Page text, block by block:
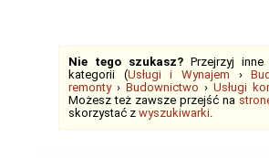
Nie tego szukasz? Przejrzyj
kategorii (Usługi i Wynajem ›
remonty› Budownictwo › Usługi
Możesz też zawsze przejść na
skorzystać z wyszukiwarki